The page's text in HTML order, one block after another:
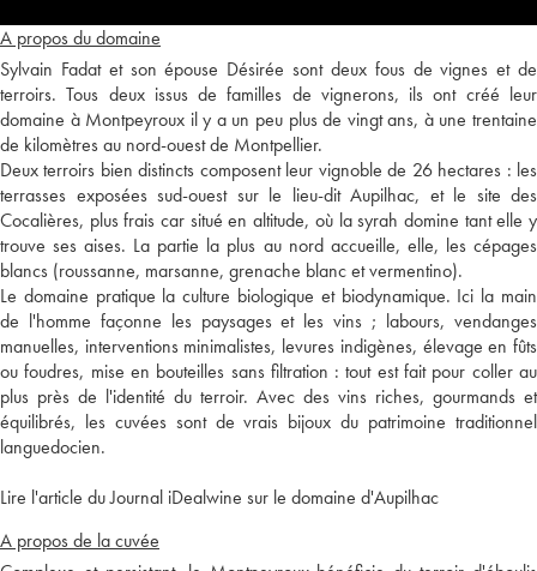
A propos du domaine
Sylvain Fadat et son épouse Désirée sont deux fous de vignes et de
terroirs. Tous deux issus de familles de vignerons, ils ont créé leur
domaine à Montpeyroux il y a un peu plus de vingt ans, à une trentaine
de kilomètres au nord-ouest de Montpellier.
Deux terroirs bien distincts composent leur vignoble de 26 hectares : les
terrasses exposées sud-ouest sur le lieu-dit Aupilhac, et le site des
Cocalières, plus frais car situé en altitude, où la syrah domine tant elle y
trouve ses aises. La partie la plus au nord accueille, elle, les cépages
blancs (roussanne, marsanne, grenache blanc et vermentino).
Le domaine pratique la culture biologique et biodynamique. Ici la main
de l'homme façonne les paysages et les vins ; labours, vendanges
manuelles, interventions minimalistes, levures indigènes, élevage en fûts
ou foudres, mise en bouteilles sans filtration : tout est fait pour coller au
plus près de l'identité du terroir. Avec des vins riches, gourmands et
équilibrés, les cuvées sont de vrais bijoux du patrimoine traditionnel
languedocien.
Lire l'article du Journal iDealwine sur le domaine d'Aupilhac
A propos de la cuvée